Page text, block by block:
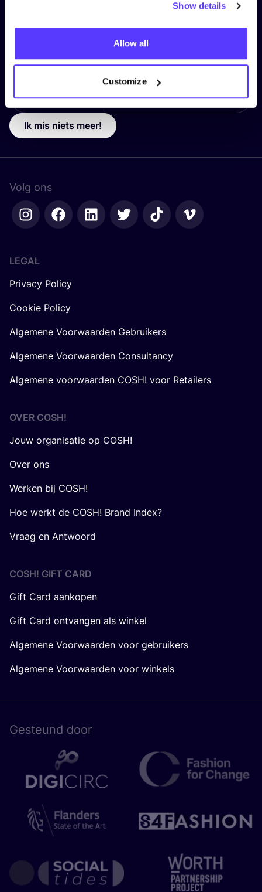
Show details
Allow all
Customize
Ik mis niets meer!
Volg ons
LEGAL
Privacy Policy
Cookie Policy
Algemene Voorwaarden Gebruikers
Algemene Voorwaarden Consultancy
Algemene voorwaarden COSH! voor Retailers
OVER COSH!
Jouw organisatie op COSH!
Over ons
Werken bij COSH!
Hoe werkt de COSH! Brand Index?
Vraag en Antwoord
COSH! GIFT CARD
Gift Card aankopen
Gift Card ontvangen als winkel
Algemene Voorwaarden voor gebruikers
Algemene Voorwaarden voor winkels
Gesteund door